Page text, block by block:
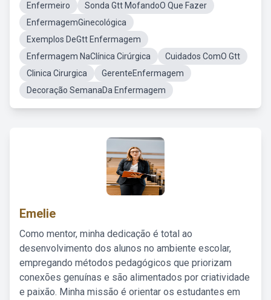
Enfermeiro
Sonda Gtt MofandoO Que Fazer
EnfermagemGinecológica
Exemplos DeGtt Enfermagem
Enfermagem NaClínica Cirúrgica
Cuidados ComO Gtt
Clinica Cirurgica
GerenteEnfermagem
Decoração SemanaDa Enfermagem
Emelie
Como mentor, minha dedicação é total ao
desenvolvimento dos alunos no ambiente escolar,
empregando métodos pedagógicos que priorizam
conexões genuínas e são alimentados por criatividade
e paixão. Minha missão é orientar os estudantes em